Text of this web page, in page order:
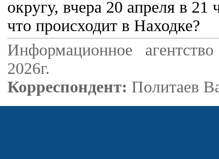
округу, вчера 20 апреля в
что происходит в Находке?
Информационное
2026г.
Корреспондент: Политаев